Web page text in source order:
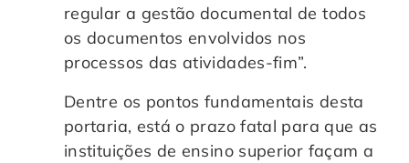
regular a gestão documental de todos
os documentos envolvidos nos
processos das atividades-fim”.
Dentre os pontos fundamentais desta
portaria, está o prazo fatal para que as
instituições de ensino superior façam a